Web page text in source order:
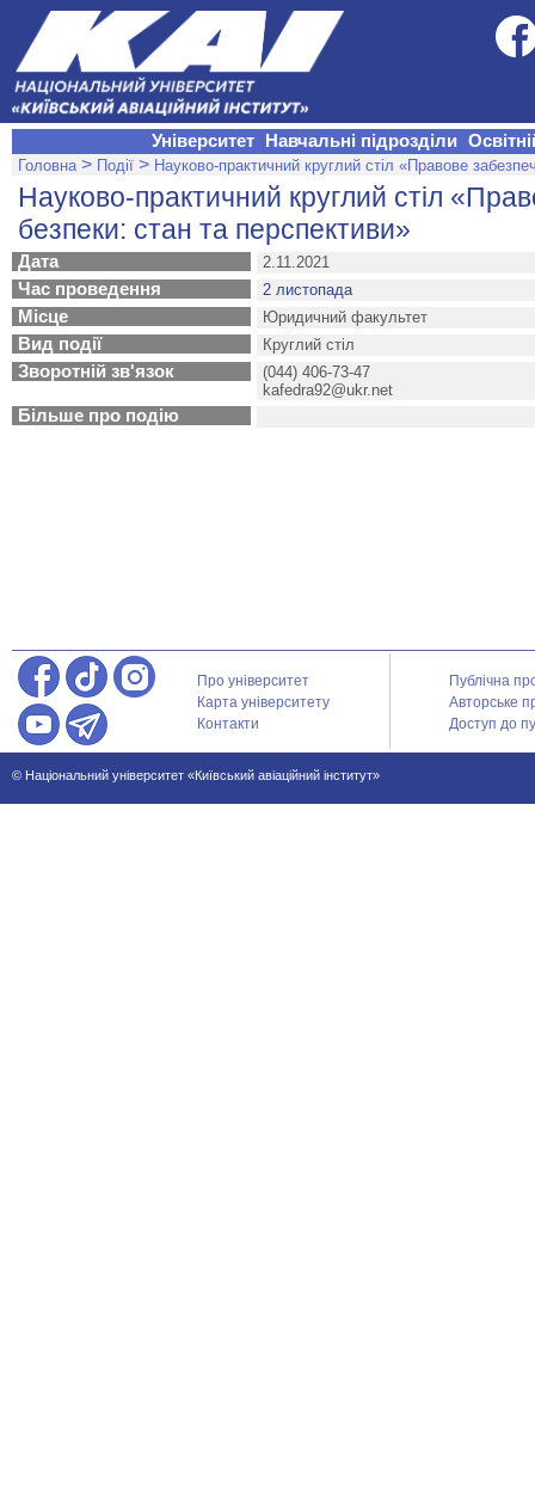
Університет Навчальні підрозділи
Головна > Події > Науково-практичний круглий стіл «Правове
Науково-практичний круглий стіл
безпеки: стан та перспективи»
Дата 2.11.2021
Час проведення 2 листопада
Місце Юридичний факультет
Вид події Круглий стіл
Зворотній зв'язок
(044) 406-73-47
kafedra92@ukr.net
Більше про подію
Про університет
Карта університету
Контакти
Публічна
Авторське
Доступ до
© Національний університет «Київський авіаційний інститут»